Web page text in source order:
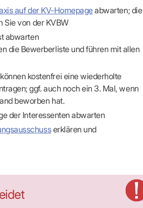
auf der KV-Homepageabwarten; die
Sie von der KVBW
abwarten
die Bewerberliste und führen mit allen
kostenfrei eine wiederholte
ggf. auch noch ein 3. Mal, wenn
beworben hat.
der Interessenten abwarten
erklären und